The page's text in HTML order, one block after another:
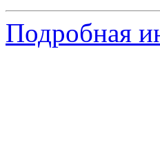
Подробная